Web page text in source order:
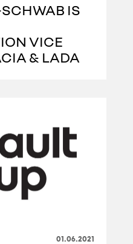
IS
VICE
& LADA
01.06.2021